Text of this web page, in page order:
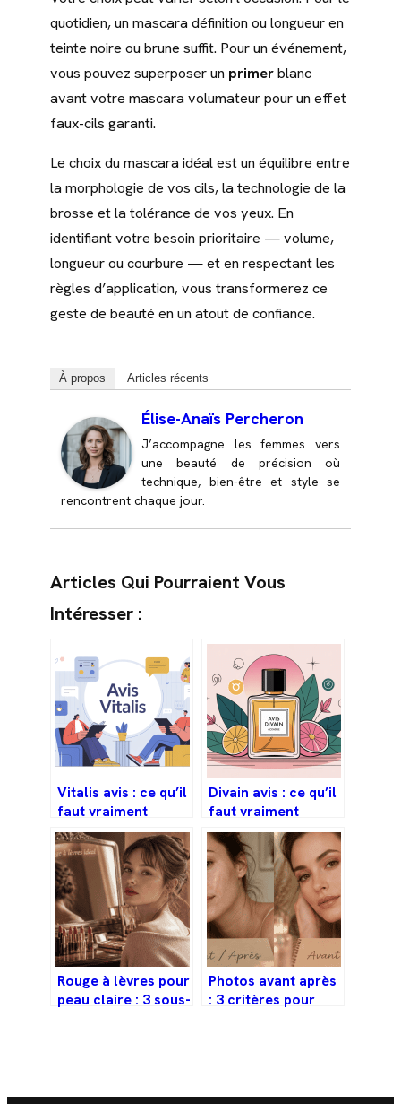
quotidien, un mascara définition ou longueur en
teinte noire ou brune suffit. Pour un événement,
vous pouvez superposer un primerblanc
avant votre mascara volumateur pour un effet
faux-cils garanti.
Le choix du mascara idéal est un équilibre entre
la morphologie de vos cils, la technologie de la
brosse et la tolérance de vos yeux. En
identifiant votre besoin prioritaire — volume,
longueur ou courbure — et en respectant les
règles d’application, vous transformerez ce
geste de beauté en un atout de confiance.
À propos Articles récents
Élise-Anaïs Percheron
J’accompagne les femmes vers
une beauté de précision où
technique, bien-être et style se
rencontrent chaque jour.
Articles Qui Pourraient Vous
Intéresser :
Vitalis avis : ce qu’il
faut vraiment
savoir avant de
vous lancer
Divain avis : ce qu’il
faut vraiment
savoir avant de
commander
Rouge à lèvres pour
peau claire : 3 sous-
Photos avant après
: 3 critères pour